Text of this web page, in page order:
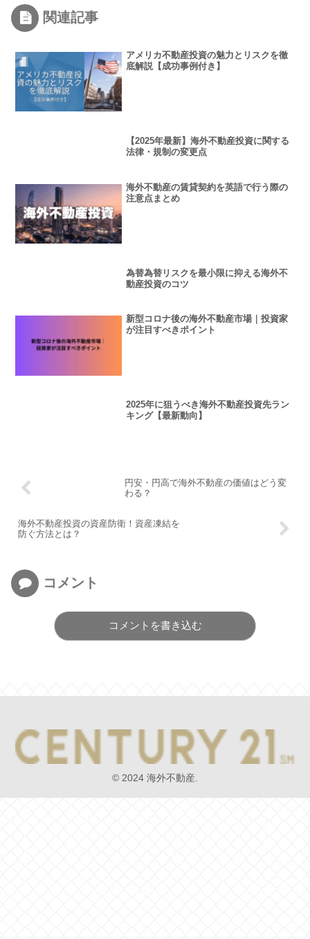
関連記事
アメリカ不動産投資の魅力とリスクを徹
底解説【成功事例付き】
【2025年最新】海外不動産投資に関する
法律・規制の変更点
海外不動産の賃貸契約を英語で行う際の
注意点まとめ
為替為替リスクを最小限に抑える海外不
動産投資のコツ
新型コロナ後の海外不動産市場｜投資家
が注目すべきポイント
2025年に狙うべき海外不動産投資先ラン
キング【最新動向】
円安・円高で海外不動産の価値はどう変
わる？
海外不動産投資の資産防衛！資産凍結を
防ぐ方法とは？
コメント
コメントを書き込む
© 2024 海外不動産.